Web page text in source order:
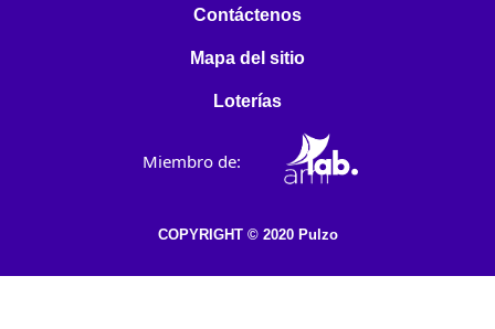
Contáctenos
Mapa del sitio
Loterías
Miembro de:
COPYRIGHT © 2020 Pulzo